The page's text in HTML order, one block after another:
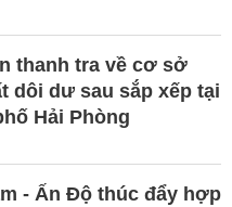
thanh tra về cơ sở
dôi dư sau sắp xếp tại
Hải Phòng
- Ấn Độ thúc đẩy hợp